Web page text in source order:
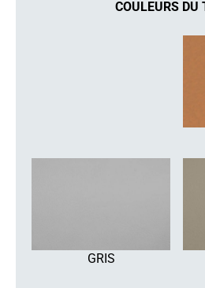
COULEURS DU
GRIS